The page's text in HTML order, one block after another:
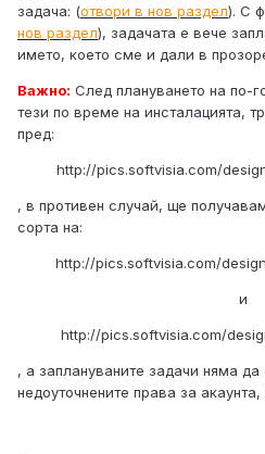
задача: (отвори в нов раздел). С
нов раздел), задачата е вече
името, което сме и дали в
Важно: След плануването на по-
тези по време на инсталацията,
пред:
http://pics.softvisia.com/
, в противен случай, ще
сорта на:
http://pics.softvisia.com/
и
http://pics.softvisia.com/
, а заплануваните задачи няма
недоуточнените права за